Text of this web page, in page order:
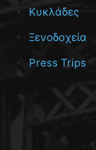
Κυκλάδες
Ξενοδοχεία
Press Trips